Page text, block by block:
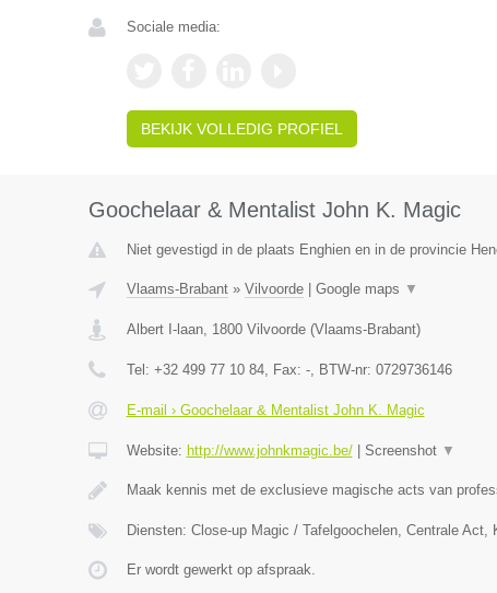
Sociale media:
BEKIJK VOLLEDIG PROFIEL
Goochelaar & Mentalist John K. Magic
Niet gevestigd in de plaats Enghien en in de provincie
Vlaams-Brabant» Vilvoorde| Google maps ▼
Albert I-laan, 1800 Vilvoorde(Vlaams-Brabant)
Tel: +32 499 77 10 84, Fax: -, BTW-nr: 0729736146
E-mail › Goochelaar & Mentalist John K. Magic
Website: http://www.johnkmagic.be/| Screenshot ▼
Maak kennis met de exclusieve magische acts van
Diensten: Close-up Magic / Tafelgoochelen, Centrale Act,
Er wordt gewerkt op afspraak.